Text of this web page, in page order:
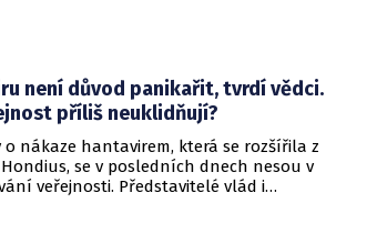
není důvod panikařit, tvrdí vědci.
příliš neuklidňují?
o nákaze hantavirem, která se rozšířila z
se v posledních dnech nesou v
veřejnosti. Představitelé vlád i